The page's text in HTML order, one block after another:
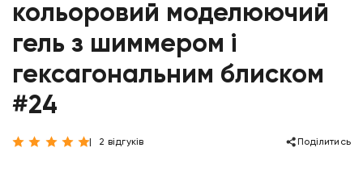
кольоровий моделюючий
гель з шиммером і
гексагональним блиском
#24
2 відгуків Поділитись